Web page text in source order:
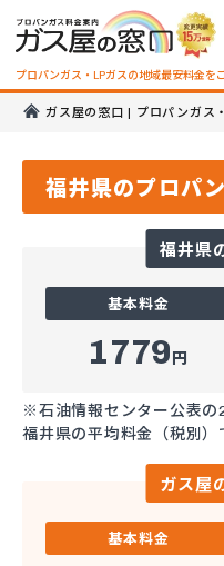
プロパンガス・LPガスの地域最安料金を
ガス屋の窓口 | プロパンガス
福井県のプロパ
福井県
基本料金
1779円
※石油情報センター公表
福井県の平均料金（税別）
ガス屋
基本料金